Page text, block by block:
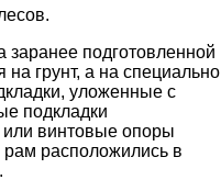
подготовленной
грунт, а на специально
уложенные с
подкладки
или винтовые опоры
расположились в